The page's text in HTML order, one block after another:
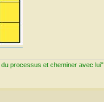
processus et cheminer avec lui"